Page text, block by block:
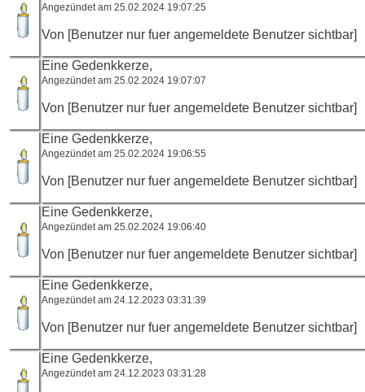
Angezündet am 25.02.2024 19:07:25
Von [Benutzer nur fuer angemeldete Benutzer sichtbar]
Eine Gedenkkerze,
Angezündet am 25.02.2024 19:07:07
Von [Benutzer nur fuer angemeldete Benutzer sichtbar]
Eine Gedenkkerze,
Angezündet am 25.02.2024 19:06:55
Von [Benutzer nur fuer angemeldete Benutzer sichtbar]
Eine Gedenkkerze,
Angezündet am 25.02.2024 19:06:40
Von [Benutzer nur fuer angemeldete Benutzer sichtbar]
Eine Gedenkkerze,
Angezündet am 24.12.2023 03:31:39
Von [Benutzer nur fuer angemeldete Benutzer sichtbar]
Eine Gedenkkerze,
Angezündet am 24.12.2023 03:31:28